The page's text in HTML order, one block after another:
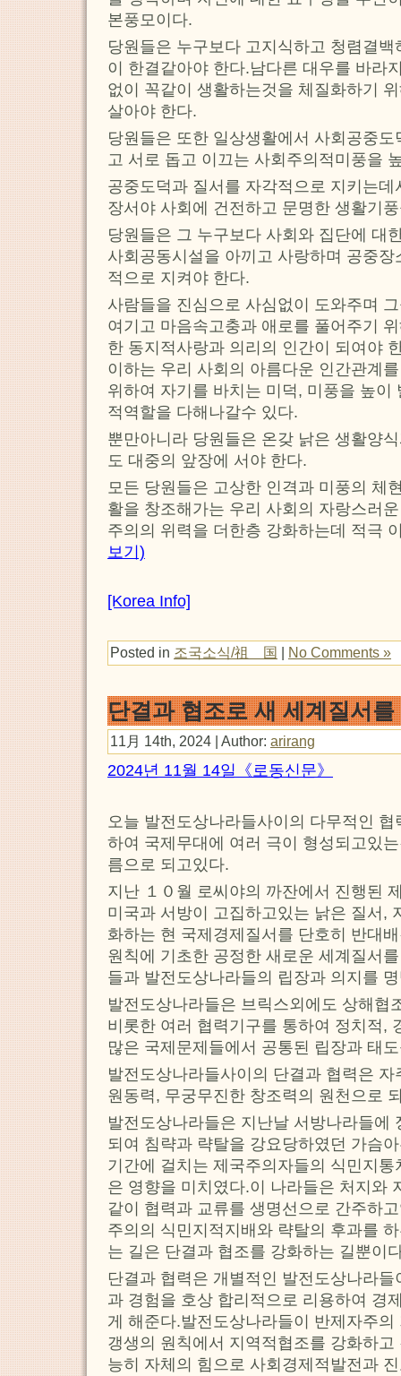
본풍모이다.
당원들은 누구보다 고지식하고 청렴결
이 한결같아야 한다.남다른 대우를 바라
없이 꼭같이 생활하는것을 체질화하기
살아야 한다.
당원들은 또한 일상생활에서 사회공중
고 서로 돕고 이끄는 사회주의적미풍을
공중도덕과 질서를 자각적으로 지키는
장서야 사회에 건전하고 문명한 생활기
당원들은 그 누구보다 사회와 집단에 대
사회공동시설을 아끼고 사랑하며 공중
적으로 지켜야 한다.
사람들을 진심으로 사심없이 도와주며
여기고 마음속고충과 애로를 풀어주기
한 동지적사랑과 의리의 인간이 되여야
이하는 우리 사회의 아름다운 인간관계
위하여 자기를 바치는 미덕, 미풍을 높이
적역할을 다해나갈수 있다.
뿐만아니라 당원들은 온갖 낡은 생활양
도 대중의 앞장에 서야 한다.
모든 당원들은 고상한 인격과 미풍의 체
활을 창조해가는 우리 사회의 자랑스러
주의의 위력을 더한층 강화하는데 적극
보기)
[Korea Info]
Posted in 조국소식/祖 国 No Comments »
단결과 협조로 새 세계질서
11月 14th, 2024 | Author: arirang
2024년 11월 14일《로동신문》
오늘 발전도상나라들사이의 다무적인
하여 국제무대에 여러 극이 형성되고있
름으로 되고있다.
지난 １０월 로씨야의 까잔에서 진행된
미국과 서방이 고집하고있는 낡은 질서,
화하는 현 국제경제질서를 단호히 반대
원칙에 기초한 공정한 새로운 세계질서
들과 발전도상나라들의 립장과 의지를
발전도상나라들은 브릭스외에도 상해협
비롯한 여러 협력기구를 통하여 정치적,
많은 국제문제들에서 공통된 립장과 태
발전도상나라들사이의 단결과 협력은
원동력, 무궁무진한 창조력의 원천으로
발전도상나라들은 지난날 서방나라들에
되여 침략과 략탈을 강요당하였던 가슴
기간에 걸치는 제국주의자들의 식민지
은 영향을 미치였다.이 나라들은 처지와
같이 협력과 교류를 생명선으로 간주하
주의의 식민지적지배와 략탈의 후과를
는 길은 단결과 협조를 강화하는 길뿐이
단결과 협력은 개별적인 발전도상나라
과 경험을 호상 합리적으로 리용하여 경
게 해준다.발전도상나라들이 반제자주
갱생의 원칙에서 지역적협조를 강화하
능히 자체의 힘으로 사회경제적발전과